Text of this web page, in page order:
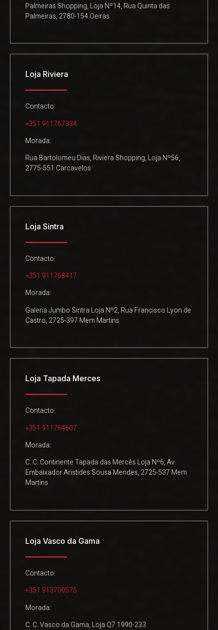
Palmeiras Shopping, Loja Nº14, Rua Quinta das
Palmeiras, 2780-154 Oeiras
Loja Riviera
Contacto:
+351 911767334
Morada:
Rua Bartolomeu Dias, Riviera Shopping, Loja Nº56,
2775-551 Carcavelos
Loja Sintra
Contacto:
+351 911768417
Morada:
Galeria Jumbo Sintra Loja Nº2, Rua Francisco Lyon de
Castro, 2725-397 Mem Martins
Loja Tapada Merces
Contacto:
+351 911764607
Morada:
C. C. Continente Tapada das Mercês Loja Nº6, Av.
Embaixador Aristides Sousa Mendes, 2725-537 Mem
Martins
Loja Vasco da Gama
Contacto:
+351 913700575
Morada:
C. C. Vasco da Gama, Loja Q7 1990-233